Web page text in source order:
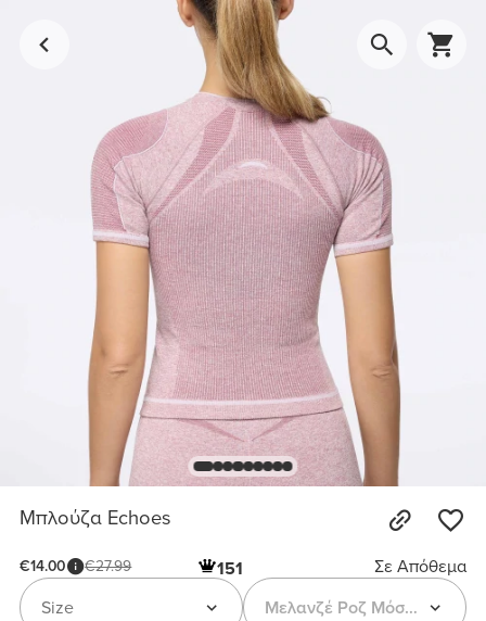
Μπλούζα Echoes
€14.00 €27.99 151
Σε Απόθεμα
Μελανζέ Ροζ Μόσχου
Size